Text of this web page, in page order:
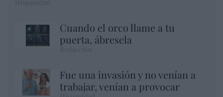
Cuando el orco llame a tu
puerta, ábresela
Fue una invasión y no venían a
trabajar, venían a provocar